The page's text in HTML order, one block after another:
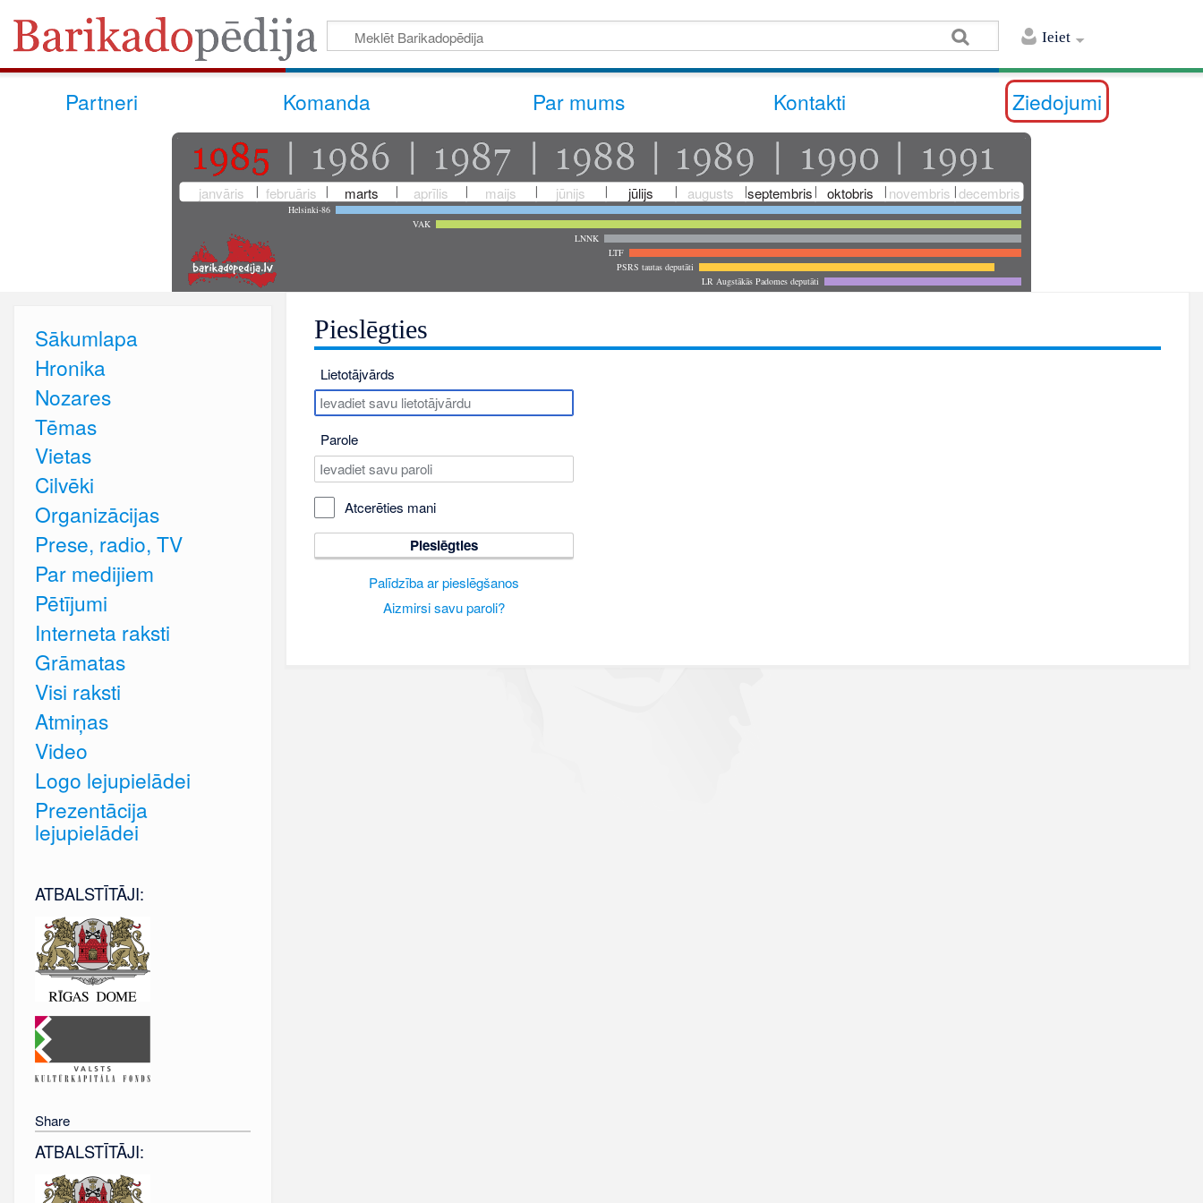
Ieiet
Partneri Komanda Par mums Kontakti Ziedojumi
janvāris februāris marts aprīlis maijs jūnijs jūlijs augusts septembris oktobris novembris decembris
Helsinki-86
VAK
LNNK
LTF
PSRS tautas deputāti
LR Augstākās Padomes deputāti
Pieslēgties
Lietotājvārds
Parole
Atcerēties mani
Pieslēgties
Palīdzība ar pieslēgšanos
Aizmirsi savu paroli?
Sākumlapa
Hronika
Nozares
Tēmas
Vietas
Cilvēki
Organizācijas
Prese, radio, TV
Par medijiem
Pētījumi
Interneta raksti
Grāmatas
Visi raksti
Atmiņas
Video
Logo lejupielādei
Prezentācija
lejupielādei
ATBALSTĪTĀJI:
Share
ATBALSTĪTĀJI: